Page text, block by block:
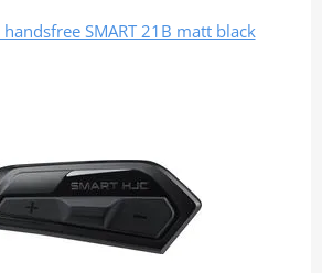
SMART 21B matt black